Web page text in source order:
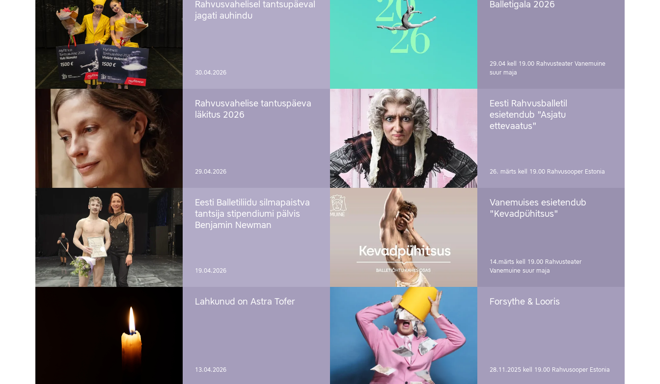
Rahvusvahelisel tantsupäeval
jagati auhindu
30.04.2026
Rahvusvahelise tantuspäeva
läkitus 2026
29.04.2026
Eesti Balletiliidu silmapaistva
tantsija stipendiumi pälvis
Benjamin Newman
19.04.2026
Lahkunud on Astra Tofer
13.04.2026
Balletigala 2026
29.04 kell 19.00 Rahvusteater Vanemuine
suur maja
Eesti Rahvusballetil
esietendub "Asjatu
ettevaatus"
26. märts kell 19.00 Rahvusooper Estonia
Vanemuises esietendub
"Kevadpühitsus"
14.märts kell 19.00 Rahvusteater
Vanemuine suur maja
Forsythe & Looris
28.11.2025 kell 19.00 Rahvusooper Estonia